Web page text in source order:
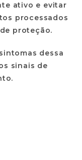
ativo e evitar
processados
proteção.
dessa
sinais de